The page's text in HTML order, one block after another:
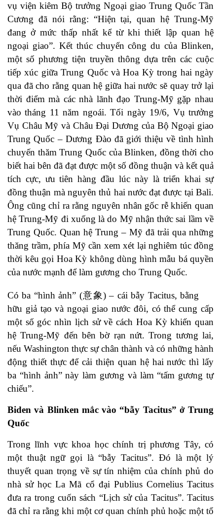
vụ viện kiêm Bộ trưởng Ngoại giao Trung Quốc Tần
Cương đã nói rằng: “Hiện tại, quan hệ Trung-Mỹ
đang ở mức thấp nhất kể từ khi thiết lập quan hệ
ngoại giao”. Kết thúc chuyến công du của Blinken,
một số phương tiện truyền thông dựa trên các cuộc
tiếp xúc giữa Trung Quốc và Hoa Kỳ trong hai ngày
qua đã cho rằng quan hệ giữa hai nước sẽ quay trở lại
thời điểm mà các nhà lãnh đạo Trung-Mỹ gặp nhau
vào tháng 11 năm ngoái. Tối ngày 19/6, Vụ trưởng
Vụ Châu Mỹ và Châu Đại Dương của Bộ Ngoại giao
Trung Quốc – Dương Đào đã giới thiệu về tình hình
chuyến thăm Trung Quốc của Blinken, đồng thời cho
biết hai bên đã đạt được một số đồng thuận và kết quả
tích cực, ưu tiên hàng đầu lúc này là triển khai sự
đồng thuận mà nguyên thủ hai nước đạt được tại Bali.
Ông cũng chỉ ra rằng nguyên nhân gốc rễ khiến quan
hệ Trung-Mỹ đi xuống là do Mỹ nhận thức sai lầm về
Trung Quốc. Quan hệ Trung – Mỹ đã trải qua những
thăng trầm, phía Mỹ cần xem xét lại nghiêm túc đồng
thời kêu gọi Hoa Kỳ không dùng hình mẫu bá quyền
của nước mạnh để làm gương cho Trung Quốc.
Có ba “hình ảnh” (意象) – cái bẫy Tacitus, bằng
hữu giả tạo và ngoại giao nước đôi, có thể cung cấp
một số góc nhìn lịch sử về cách Hoa Kỳ khiến quan
hệ Trung-Mỹ đến bên bờ rạn nứt. Trong tương lai,
nếu Washington thực sự chân thành và có những hành
động thiết thực để cải thiện quan hệ hai nước thì lấy
ba “hình ảnh” này làm gương và làm “tấm gương tự
chiếu”.
Biden và Blinken mắc vào “bẫy Tacitus” ở Trung
Quốc
Trong lĩnh vực khoa học chính trị phương Tây, có
một thuật ngữ gọi là “bẫy Tacitus”. Đó là một lý
thuyết quan trọng về sự tín nhiệm của chính phủ do
nhà sử học La Mã cổ đại Publius Cornelius Tacitus
đưa ra trong cuốn sách “Lịch sử của Tacitus”. Tacitus
đã chỉ ra rằng khi một cơ quan chính phủ hoặc một tổ